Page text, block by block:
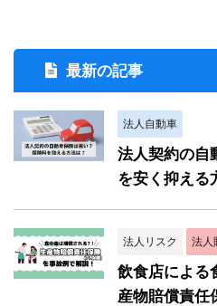
最新の記事
法人自動車
法人契約の自
を安く抑える
法人リスク 法人
飲食店による
産物賠償責任